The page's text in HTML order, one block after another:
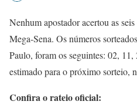
Nenhum apostador acertou as
Mega-Sena. Os números
Paulo, foram os seguintes: 02,
estimado para o próximo sorteio,
Confira o rateio oficial: